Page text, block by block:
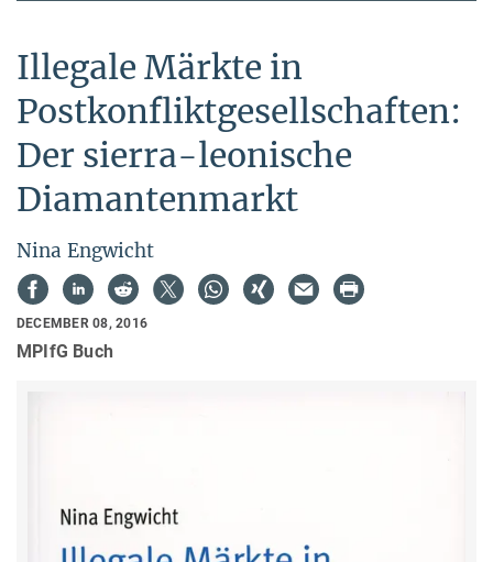
Illegale Märkte in
Postkonfliktgesellschaften:
Der sierra-leonische
Diamantenmarkt
Nina Engwicht
DECEMBER 08, 2016
MPIfG Buch